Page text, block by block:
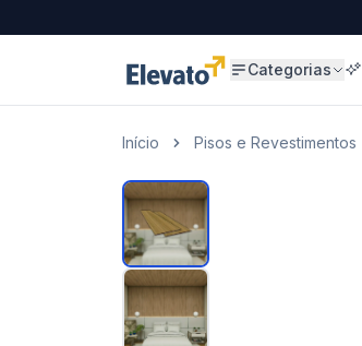
Categorias
Início Pisos e Revestimentos